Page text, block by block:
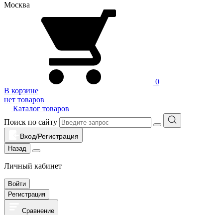
Москва
0
В корзине
нет товаров
Каталог товаров
Поиск по сайту
Вход/Регистрация
Назад
Личный кабинет
Войти
Регистрация
Сравнение